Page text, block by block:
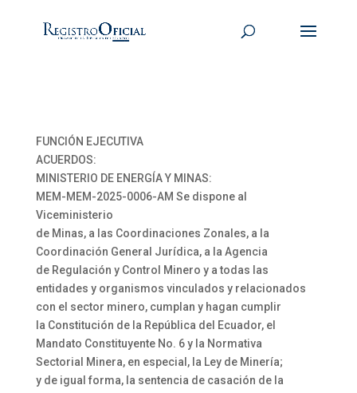
FUNCIÓN EJECUTIVA
ACUERDOS:
MINISTERIO DE ENERGÍA Y MINAS:
MEM-MEM-2025-0006-AM Se dispone al
Viceministerio
de Minas, a las Coordinaciones Zonales, a la
Coordinación General Jurídica, a la Agencia
de Regulación y Control Minero y a todas las
entidades y organismos vinculados y relacionados
con el sector minero, cumplan y hagan cumplir
la Constitución de la República del Ecuador, el
Mandato Constituyente No. 6 y la Normativa
Sectorial Minera, en especial, la Ley de Minería;
y de igual forma, la sentencia de casación de la